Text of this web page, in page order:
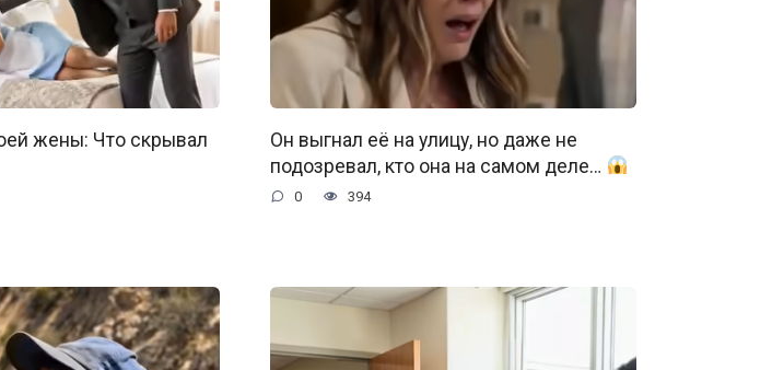
жены: Что скрывал
Он выгнал её на улицу, но даже не
подозревал, кто она на самом деле…
0 394